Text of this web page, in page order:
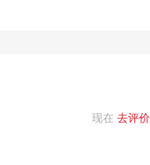
和新设备(1) (1学时)
现在 去评价